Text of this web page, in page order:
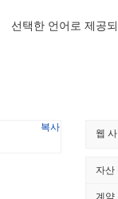
과
선택한 언어로 제공
복사
웹
자산
계약